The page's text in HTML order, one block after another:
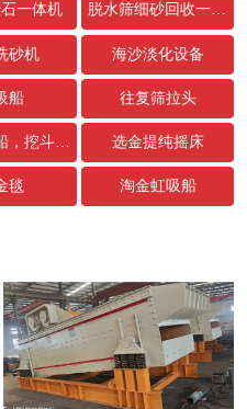
一体机 脱水筛细砂回收一体机
砂机 海沙淡化设备
船 往复筛拉头
各种挖沙船，挖斗，链条配件 选金提纯摇床
毯 淘金虹吸船